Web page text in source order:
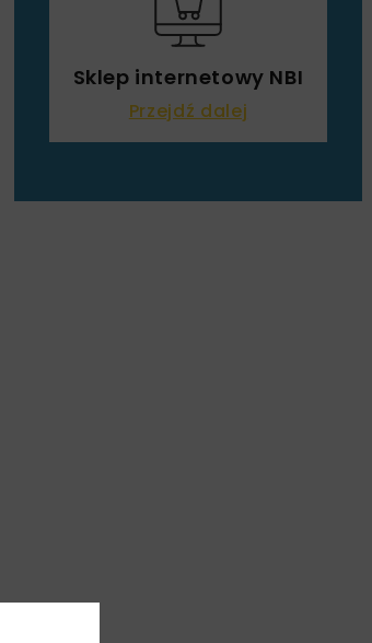
Sklep internetowy NBI
Przejdź dalej